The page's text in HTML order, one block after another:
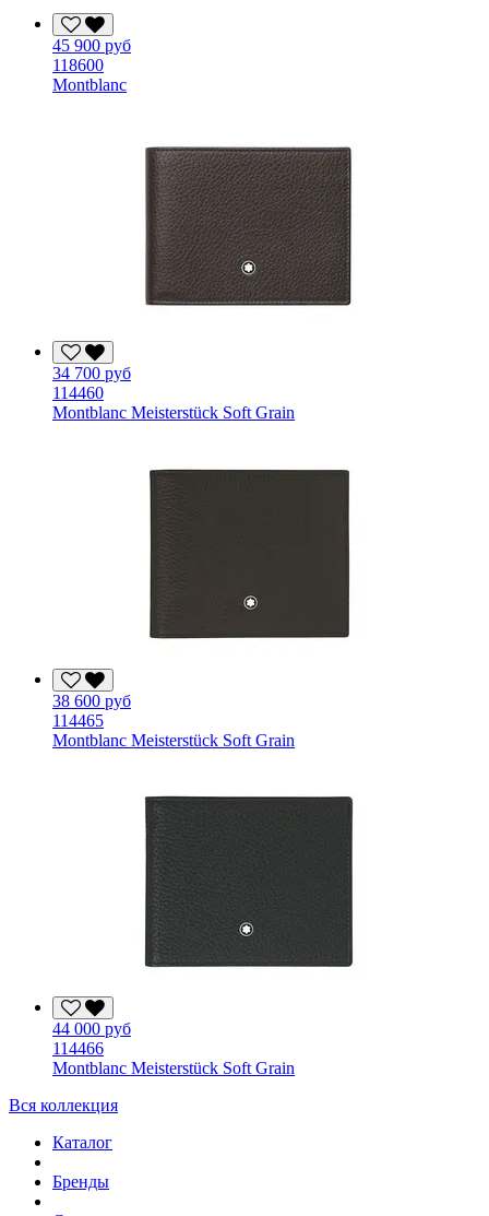
45 900 руб
118600
Montblanc
34 700 руб
114460
Montblanc Meisterstück Soft Grain
38 600 руб
114465
Montblanc Meisterstück Soft Grain
44 000 руб
114466
Montblanc Meisterstück Soft Grain
Вся коллекция
Каталог
Бренды